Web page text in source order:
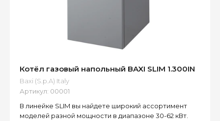
Котёл газовый напольный BAXI SLIM 1.300IN
Baxi (S.p.A) Italy
Артикул: 00001
В линейке SLIM вы найдете широкий ассортимент
моделей разной мощности в диапазоне 30-62 кВт.